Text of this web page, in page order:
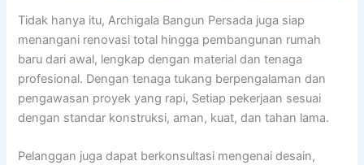
Tidak hanya itu, Archigala Bangun Persada juga siap
menangani renovasi total hingga pembangunan rumah
baru dari awal, lengkap dengan material dan tenaga
profesional. Dengan tenaga tukang berpengalaman dan
pengawasan proyek yang rapi, Setiap pekerjaan sesuai
dengan standar konstruksi, aman, kuat, dan tahan lama.
Pelanggan juga dapat berkonsultasi mengenai desain,